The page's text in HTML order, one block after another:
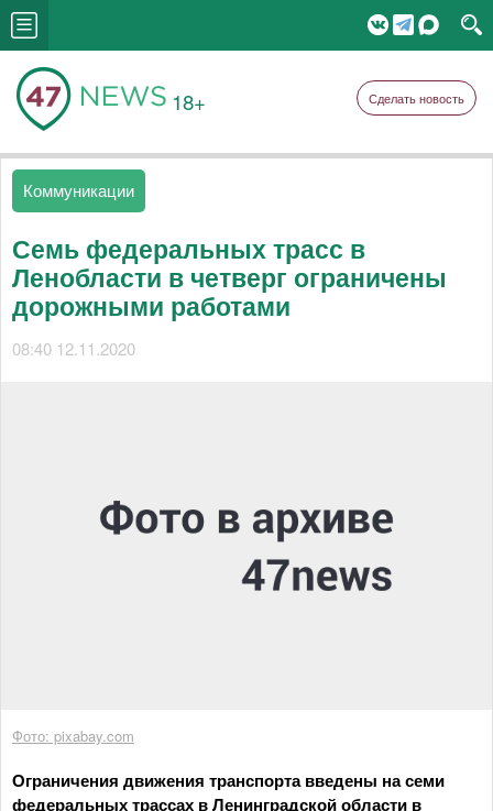
18+ Сделать новость
Коммуникации
Семь федеральных трасс в
Ленобласти в четверг ограничены
дорожными работами
08:40 12.11.2020
Фото: pixabay.com
Ограничения движения транспорта введены на семи
федеральных трассах в Ленинградской области в